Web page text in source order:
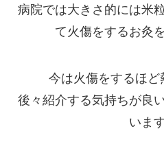
病院では大きさ的には米
て火傷をするお灸
今は火傷をするほ
後々紹介する気持ちが良
います